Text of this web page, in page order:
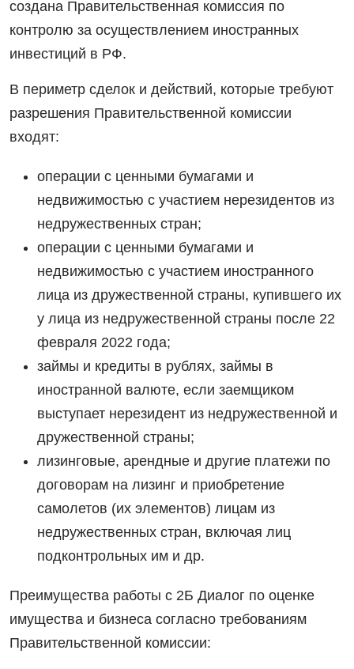
создана Правительственная комиссия по
контролю за осуществлением иностранных
инвестиций в РФ.
В периметр сделок и действий, которые требуют
разрешения Правительственной комиссии
входят:
операции с ценными бумагами и
недвижимостью с участием нерезидентов из
недружественных стран;
операции с ценными бумагами и
недвижимостью с участием иностранного
лица из дружественной страны, купившего их
у лица из недружественной страны после 22
февраля 2022 года;
займы и кредиты в рублях, займы в
иностранной валюте, если заемщиком
выступает нерезидент из недружественной и
дружественной страны;
лизинговые, арендные и другие платежи по
договорам на лизинг и приобретение
самолетов (их элементов) лицам из
недружественных стран, включая лиц
подконтрольных им и др.
Преимущества работы с 2Б Диалог по оценке
имущества и бизнеса согласно требованиям
Правительственной комиссии: